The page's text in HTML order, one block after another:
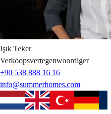
Işık Teker
Verkoopsvertegenwoordiger
+90 538 888 16 16
info@summerhomes.com